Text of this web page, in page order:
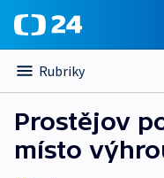
Rubriky
Prostějov
místo